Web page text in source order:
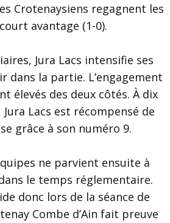
Crotenaysiens regagnent les
avantage (1-0).
Jura Lacs intensifie ses
dans la partie. L’engagement
élevés des deux côtés. À dix
Lacs est récompensé de
grâce à son numéro 9.
ne parvient ensuite à
le temps réglementaire.
donc lors de la séance de
Combe d’Ain fait preuve